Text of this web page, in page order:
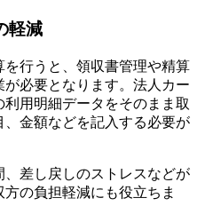
軽減
行うと、領収書管理や精算
必要となります。法人カー
用明細データをそのまま取
金額などを記入する必要が
差し戻しのストレスなどが
の負担軽減にも役立ちま